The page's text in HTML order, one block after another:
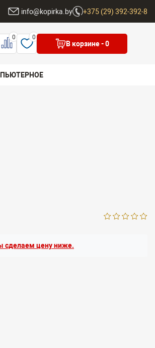
info@kopirka.by +375 (29) 392-392-8
0 0
В корзине- 0
сделаем цену ниже.